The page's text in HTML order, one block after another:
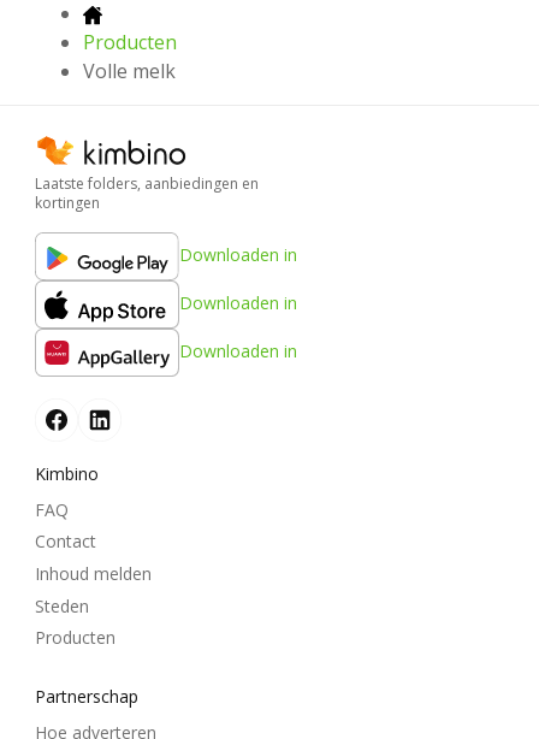
Producten
Volle melk
Laatste folders, aanbiedingen en
kortingen
Downloaden in
Downloaden in
Downloaden in
Kimbino
FAQ
Contact
Inhoud melden
Steden
Producten
Partnerschap
Hoe adverteren